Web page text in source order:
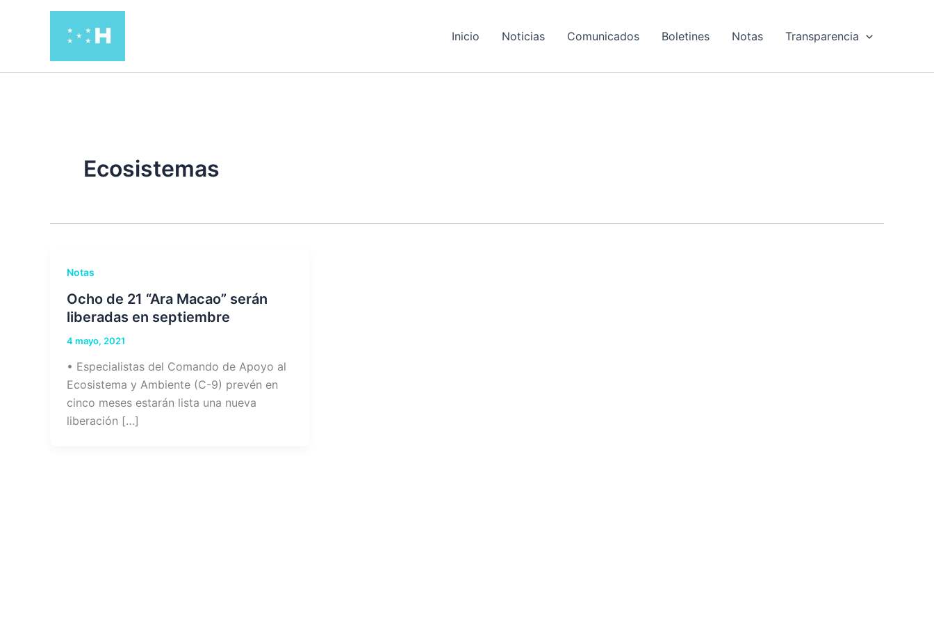
Inicio Noticias Comunicados Boletines Notas Transparencia
Ecosistemas
Notas
Ocho de 21 “Ara Macao” serán
liberadas en septiembre
4 mayo, 2021
• Especialistas del Comando de Apoyo al
Ecosistema y Ambiente (C-9) prevén en
cinco meses estarán lista una nueva
liberación […]